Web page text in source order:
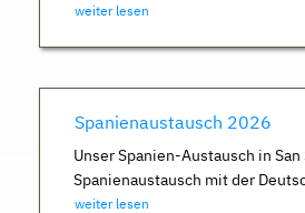
weiter lesen
Spanienaustausch 2026
Unser Spanien-Austausch in
Spanienaustausch mit der
weiter lesen